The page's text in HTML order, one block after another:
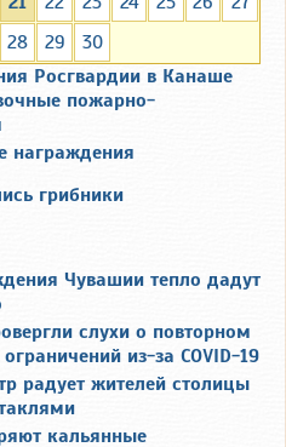
28
29 30
Росгвардии в Канаше
пожарно-
награждения
грибники
Чувашии тепло дадут
слухи о повторном
из-за COVID-19
радует жителей столицы
кальянные